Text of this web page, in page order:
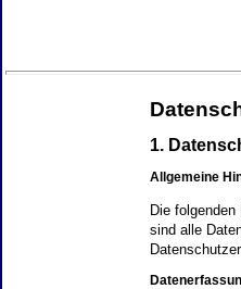
1.
Allgemeine
Die
sind alle